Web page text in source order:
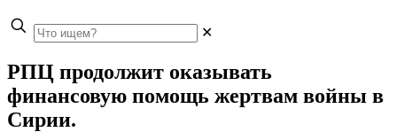
✕
РПЦ продолжит оказывать
финансовую помощь жертвам войны в
Сирии.